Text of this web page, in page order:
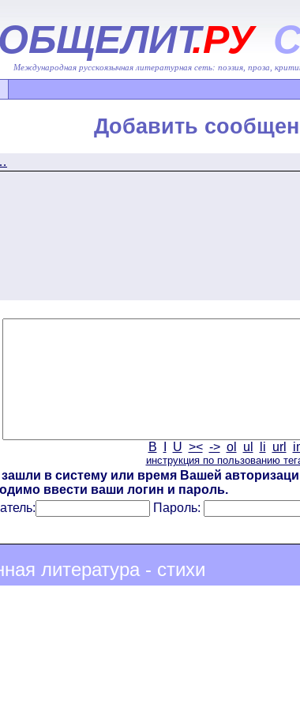
ОБЩЕЛИТ.РУ
Международная русскоязычная литературная сеть: поэзия, проза,
Добавить
B U >< -> ol ul li url
инструкция по пользованию
в систему или время Вашей
ввести ваши логин и пароль.
Пароль:
литература - стихи